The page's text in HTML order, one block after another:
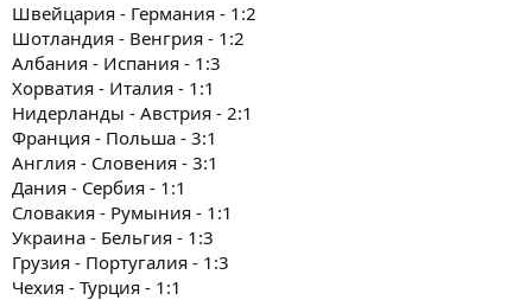
Швейцария - Германия - 1:2
Шотландия - Венгрия - 1:2
Албания - Испания - 1:3
Хорватия - Италия - 1:1
Нидерланды - Австрия - 2:1
Франция - Польша - 3:1
Англия - Словения - 3:1
Дания - Сербия - 1:1
Словакия - Румыния - 1:1
Украина - Бельгия - 1:3
Грузия - Португалия - 1:3
Чехия - Турция - 1:1